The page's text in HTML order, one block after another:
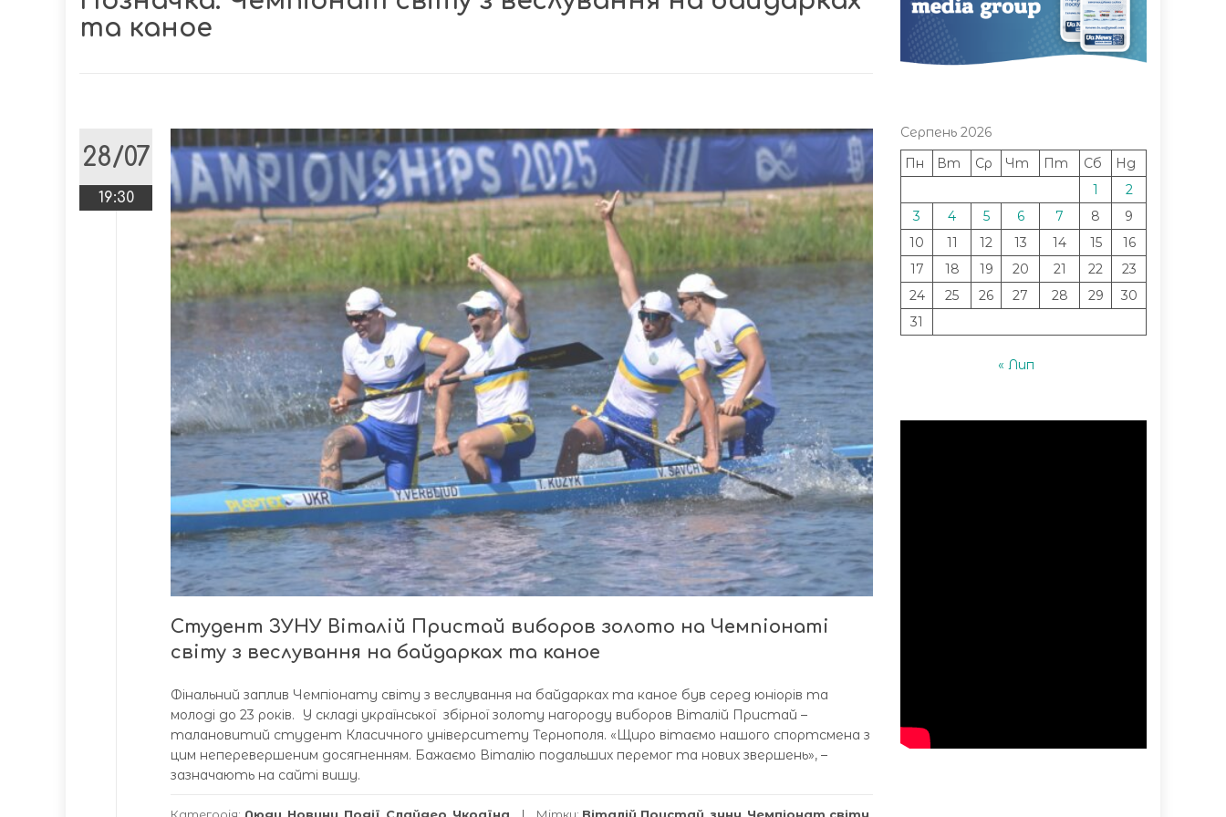
та каное
28/07
19:30
Студент ЗУНУ Віталій Пристай виборов золото на Чемпіонаті
світу з веслування на байдарках та каное
Фінальний заплив Чемпіонату світу з веслування на байдарках та каное був серед юніорів та
молоді до 23 років. У складі української збірної золоту нагороду виборов Віталій Пристай –
талановитий студент Класичного університету Тернополя. «Щиро вітаємо нашого спортсмена з
цим неперевершеним досягненням. Бажаємо Віталію подальших перемог та нових звершень», –
зазначають на сайті вишу.
Серпень 2026
Пн
Вт Ср Чт Пт Сб
Нд
1
2
3
4 5 6 7 8
9
10
11 12 13 14 15
16
17
18 19 20 21 22
23
24
25 26 27 28 29
30
31
« Лип